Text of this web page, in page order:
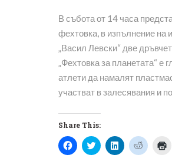
В събота от 14 часа
фехтовка, в изпълнение на
„Васил Левски“ две
„Фехтовка за планетата“ е
атлети да намалят
участват в залесявания и
Share This:
Click
to
Click
to
Click
to
Click
to